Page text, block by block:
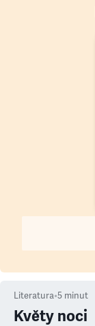
Literatura•5 minut
Květy noci